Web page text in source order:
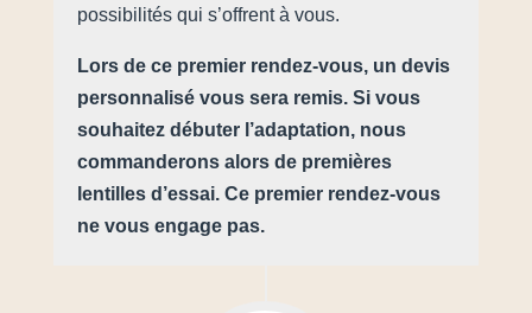
possibilités qui s’offrent à vous.
Lors de ce premier rendez-vous, un devis
personnalisé vous sera remis. Si vous
souhaitez débuter l’adaptation, nous
commanderons alors de premières
lentilles d’essai. Ce premier rendez-vous
ne vous engage pas.